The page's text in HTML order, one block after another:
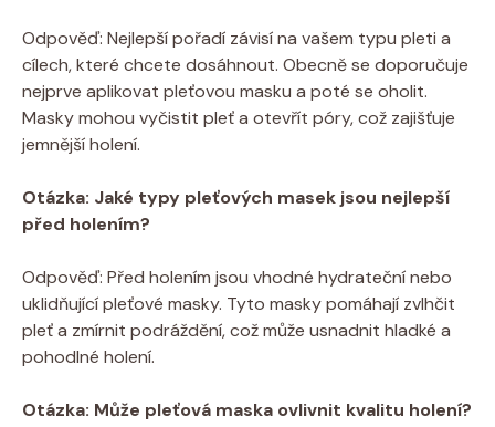
Odpověď: Nejlepší pořadí závisí na vašem typu pleti a
cílech, které chcete dosáhnout. Obecně se doporučuje
nejprve aplikovat pleťovou masku a poté se oholit.
Masky mohou vyčistit pleť a otevřít póry, což zajišťuje
jemnější holení.
Otázka: Jaké typy pleťových masek jsou nejlepší
před holením?
Odpověď: Před holením jsou vhodné hydrateční nebo
uklidňující pleťové masky. Tyto masky pomáhají zvlhčit
pleť a zmírnit podráždění, což může usnadnit hladké a
pohodlné holení.
Otázka: Může pleťová maska ovlivnit kvalitu holení?